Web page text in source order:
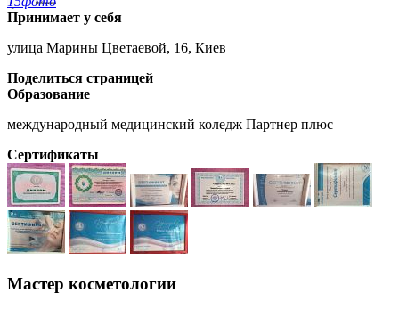
Принимает у себя
улица Марины Цветаевой, 16, Киев
Поделиться страницей
Образование
международный медицинский коледж Партнер плюс
Сертификаты
Мастер косметологии